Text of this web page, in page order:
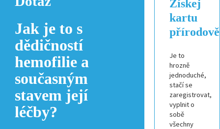
Jak je to s
dědičností
hemofilie a
současným
stavem její
léčby?
Získej
kartu
Je to
hrozně
jednoduché,
stačí se
zaregistrovat,
vyplnit o
sobě
všechny